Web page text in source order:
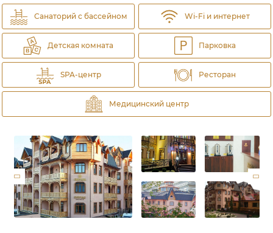
Санаторий с бассейном Wi-Fi и интернет
Детская комната Парковка
SPA-центр Ресторан
Медицинский центр